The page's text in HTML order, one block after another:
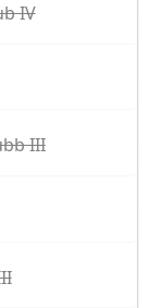
IV
III